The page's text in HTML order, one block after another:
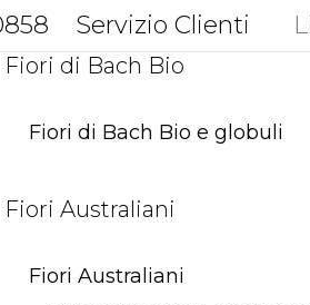
Servizio Clienti
Fiori di Bach Bio
Fiori di Bach Bio e globuli
Fiori Australiani
Fiori Australiani